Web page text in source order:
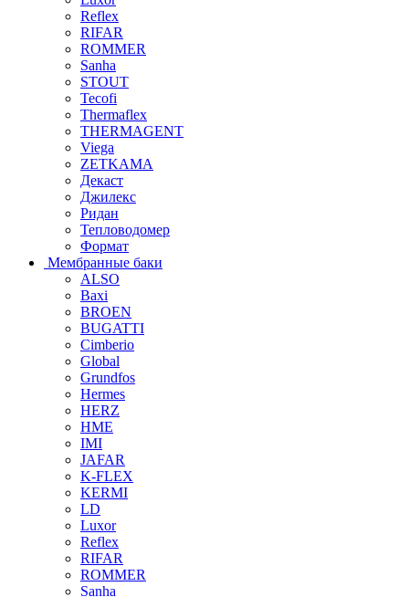
Reflex
RIFAR
ROMMER
Sanha
STOUT
Tecofi
Thermaflex
THERMAGENT
Viega
ZETKAMA
Декаст
Джилекс
Ридан
Тепловодомер
Формат
Мембранные баки
ALSO
Baxi
BROEN
BUGATTI
Cimberio
Global
Grundfos
Hermes
HERZ
HME
IMI
JAFAR
K-FLEX
KERMI
LD
Luxor
Reflex
RIFAR
ROMMER
Sanha